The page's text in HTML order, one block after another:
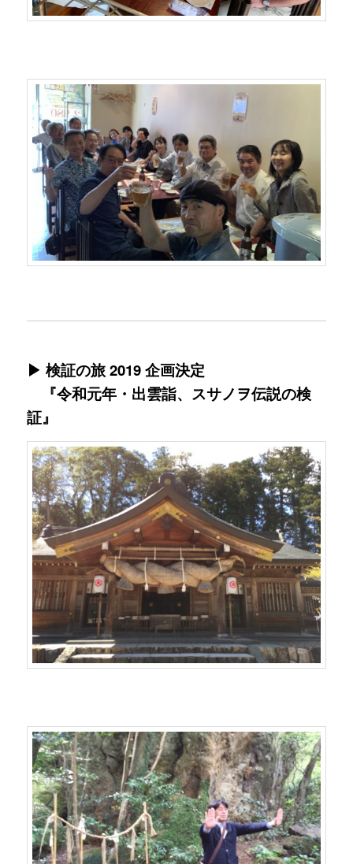
▶検証の旅 2019 企画決定
『令和元年・出雲詣、スサノヲ伝説の検
証』